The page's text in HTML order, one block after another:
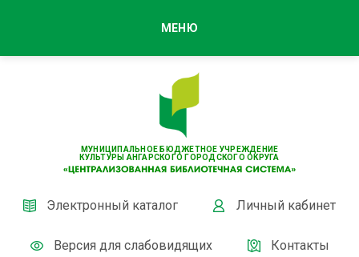
МУНИЦИПАЛЬНОЕ БЮДЖЕТНОЕ УЧРЕЖДЕНИЕ
КУЛЬТУРЫ АНГАРСКОГО ГОРОДСКОГО ОКРУГА
Электронный каталог Личный кабинет
Версия для слабовидящих Контакты
МЕНЮ